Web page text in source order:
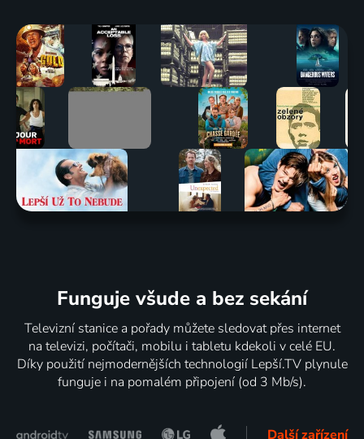
Funguje všude a bez sekání
Televizní stanice a pořady můžete sledovat přes internet
na televizi, počítači, mobilu i tabletu kdekoli v celé EU.
Díky použití nejmodernějších technologií Lepší.TV plynule
funguje i na pomalém připojení (od 3 Mb/s).
Další zařízení